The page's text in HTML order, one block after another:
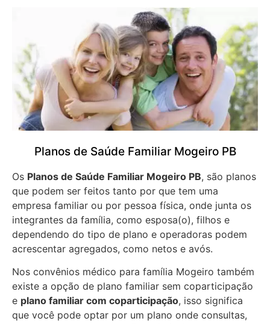
Planos de Saúde Familiar Mogeiro PB
Os Planos de Saúde Familiar Mogeiro PB, são planos
que podem ser feitos tanto por que tem uma
empresa familiar ou por pessoa física, onde junta os
integrantes da família, como esposa(o), filhos e
dependendo do tipo de plano e operadoras podem
acrescentar agregados, como netos e avós.
Nos convênios médico para família Mogeiro também
existe a opção de plano familiar sem coparticipação
e plano familiar com coparticipação, isso significa
que você pode optar por um plano onde consultas,